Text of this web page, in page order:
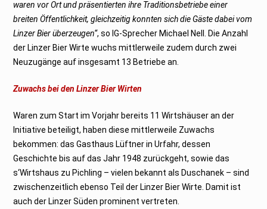
waren vor Ort und präsentierten ihre Traditionsbetriebe einer
breiten Öffentlichkeit, gleichzeitig konnten sich die Gäste dabei vom
Linzer Bier überzeugen“, so IG-Sprecher Michael Nell. Die Anzahl
der Linzer Bier Wirte wuchs mittlerweile zudem durch zwei
Neuzugänge auf insgesamt 13 Betriebe an.
Zuwachs bei den Linzer Bier Wirten
Waren zum Start im Vorjahr bereits 11 Wirtshäuser an der
Initiative beteiligt, haben diese mittlerweile Zuwachs
bekommen: das Gasthaus Lüftner in Urfahr, dessen
Geschichte bis auf das Jahr 1948 zurückgeht, sowie das
s‘Wirtshaus zu Pichling – vielen bekannt als Duschanek – sind
zwischenzeitlich ebenso Teil der Linzer Bier Wirte. Damit ist
auch der Linzer Süden prominent vertreten.